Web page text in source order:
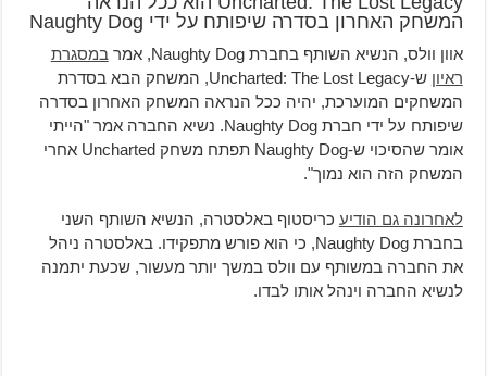
המשחק האחרון בסדרה שיפותח על ידי Naughty Dog
אוון וולס, הנשיא השותף בחברת Naughty Dog, אמר
במסגרת
ראיון
ש-Uncharted: The Lost Legacy, המשחק הבא בסדרת
המשחקים המוערכת, יהיה ככל הנראה המשחק האחרון בסדרה
שיפותח על ידי חברת Naughty Dog. נשיא החברה אמר "הייתי
אומר שהסיכוי ש-Naughty Dog תפתח משחק Uncharted אחרי
המשחק הזה הוא נמוך".
לאחרונה גם הודיעכריסטוף באלסטרה, הנשיא השותף השני
בחברת Naughty Dog, כי הוא פורש מתפקידו. באלסטרה ניהל
את החברה במשותף עם וולס במשך יותר מעשור, שכעת יתמנה
לנשיא החברה וינהל אותו לבדו.